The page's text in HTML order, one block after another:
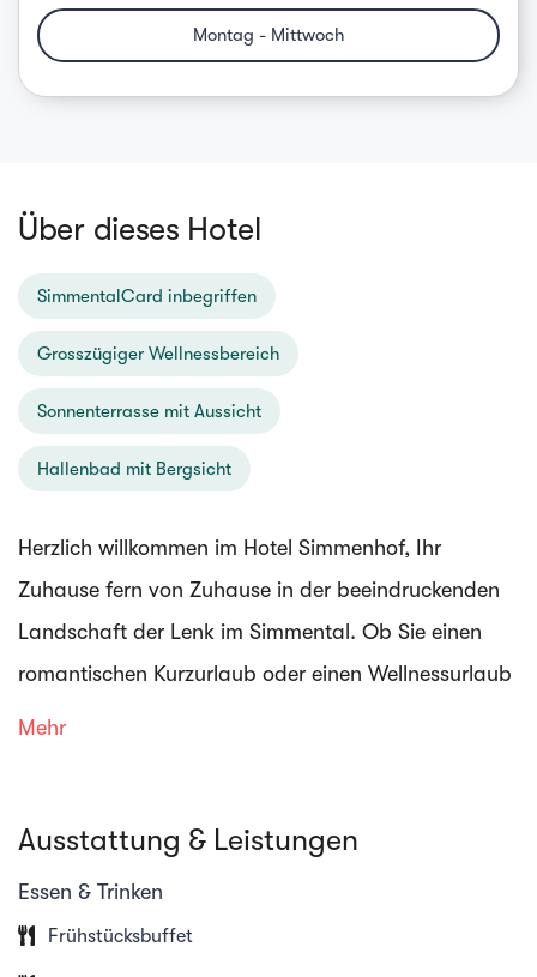
Montag - Mittwoch
Über dieses Hotel
SimmentalCard inbegriffen
Grosszügiger Wellnessbereich
Sonnenterrasse mit Aussicht
Hallenbad mit Bergsicht
Herzlich willkommen im Hotel Simmenhof, Ihr
Zuhause fern von Zuhause in der beeindruckenden
Landschaft der Lenk im Simmental. Ob Sie einen
romantischen Kurzurlaub oder einen Wellnessurlaub
planen, im Vier-Sterne-Hotel Simmenhof bieten wir
Sie einfach die Seele baumeln lassen und sich ganz
dem Genuss der Natur und der Wellnessangebote
widmen.
Mehr
Ausstattung & Leistungen
Essen & Trinken
Frühstücksbuffet